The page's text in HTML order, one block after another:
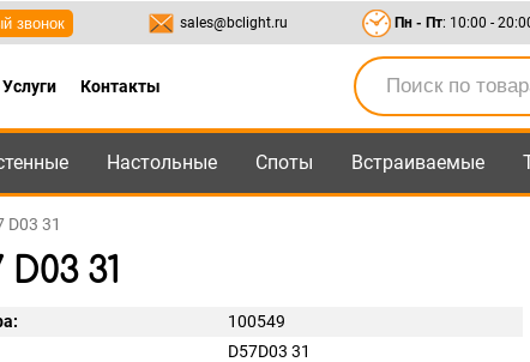
550-95-45 sales@bclight.ru
звонок sales@bclight.ru Пн - Пт: 10:00 -
Услуги Контакты
Настольные Споты Встраиваемые
D03 31
31
100549
D57D03 31